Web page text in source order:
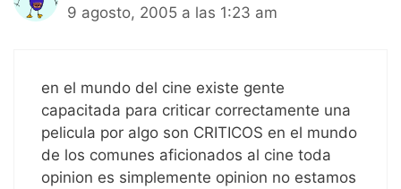
9 agosto, 2005 a las 1:23 am
en el mundo del cine existe gente
capacitada para criticar correctamente una
pelicula por algo son CRITICOS en el mundo
de los comunes aficionados al cine toda
opinion es simplemente opinion no estamos